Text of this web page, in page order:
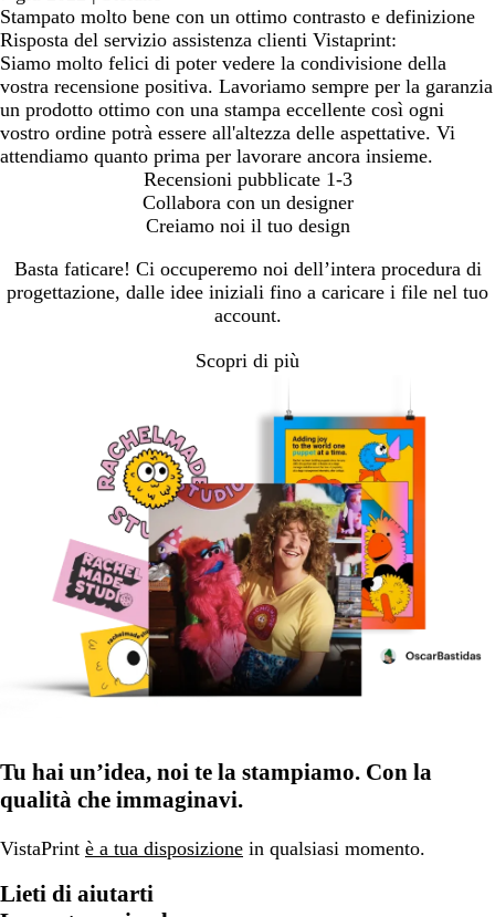
Stampato molto bene con un ottimo contrasto e definizione
Risposta del servizio assistenza clienti Vistaprint:
Siamo molto felici di poter vedere la condivisione della
vostra recensione positiva. Lavoriamo sempre per la garanzia
un prodotto ottimo con una stampa eccellente così ogni
vostro ordine potrà essere all'altezza delle aspettative. Vi
attendiamo quanto prima per lavorare ancora insieme.
Recensioni pubblicate 1-3
Collabora con un designer
Creiamo noi il tuo design
Basta faticare! Ci occuperemo noi dell’intera procedura di
progettazione, dalle idee iniziali fino a caricare i file nel tuo
account.
Scopri di più
Tu hai un’idea, noi te la stampiamo. Con la
qualità che immaginavi.
VistaPrint è a tua disposizione in qualsiasi momento.
Lieti di aiutarti